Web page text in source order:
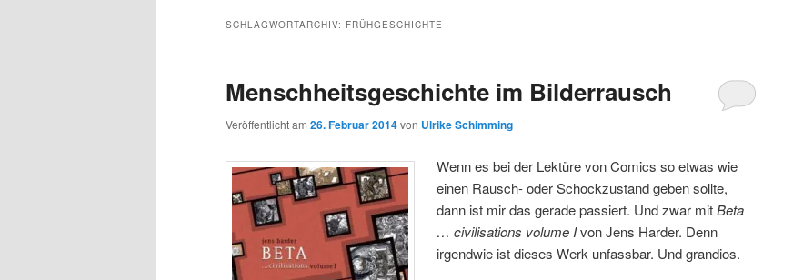
SCHLAGWORTARCHIV: FRÜHGESCHICHTE
Menschheitsgeschichte im Bilderrausch
Veröffentlicht am 26. Februar 2014von Ulrike Schimming
Wenn es bei der Lektüre von Comics so etwas wie
einen Rausch- oder Schockzustand geben sollte,
dann ist mir das gerade passiert. Und zwar mitBeta
… civilisations volume Ivon Jens Harder. Denn
irgendwie ist dieses Werk unfassbar. Und grandios.